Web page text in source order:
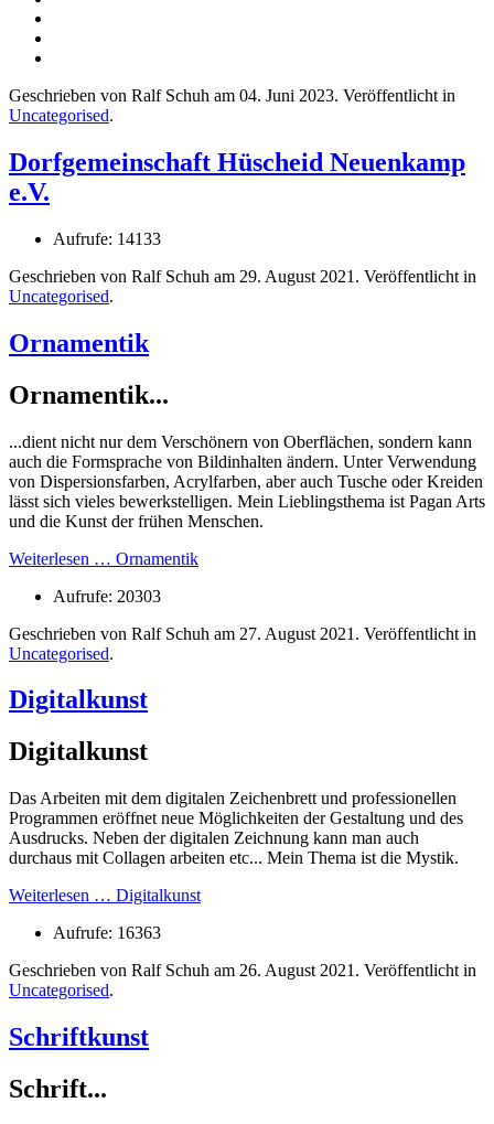
Geschrieben von Ralf Schuh am 04. Juni 2023. Veröffentlicht in
Uncategorised.
Dorfgemeinschaft Hüscheid Neuenkamp
e.V.
Aufrufe: 14133
Geschrieben von Ralf Schuh am 29. August 2021 . Veröffentlicht in
Uncategorised.
Ornamentik
Ornamentik...
...dient nicht nur dem Verschönern von Oberflächen, sondern kann
auch die Formsprache von Bildinhalten ändern. Unter Verwendung
von Dispersionsfarben, Acrylfarben, aber auch Tusche oder Kreiden
lässt sich vieles bewerkstelligen. Mein Lieblingsthema ist Pagan Arts
und die Kunst der frühen Menschen.
Weiterlesen … Ornamentik
Aufrufe: 20303
Geschrieben von Ralf Schuh am 27. August 2021 . Veröffentlicht in
Uncategorised.
Digitalkunst
Digitalkunst
Das Arbeiten mit dem digitalen Zeichenbrett und professionellen
Programmen eröffnet neue Möglichkeiten der Gestaltung und des
Ausdrucks. Neben der digitalen Zeichnung kann man auch
durchaus mit Collagen arbeiten etc... Mein Thema ist die Mystik.
Weiterlesen … Digitalkunst
Aufrufe: 16363
Geschrieben von Ralf Schuh am 26. August 2021 . Veröffentlicht in
Uncategorised.
Schriftkunst
Schrift...